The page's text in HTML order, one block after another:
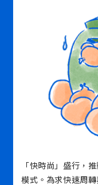
「快時尚」盛行，
模式。為求快速周